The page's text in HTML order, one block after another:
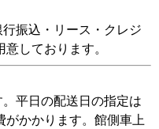
振込・リース・クレジ
しております。
平日の配送日の指定は
がかかります。館側車上